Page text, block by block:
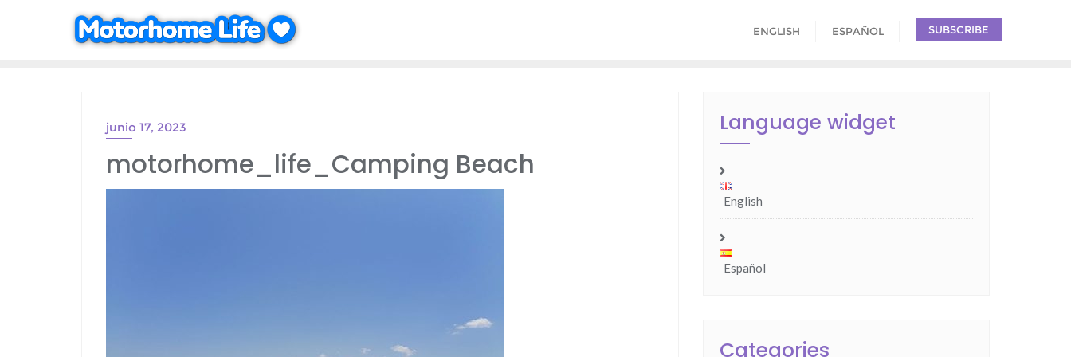
ENGLISH ESPAÑOL SUBSCRIBE
junio 17, 2023
motorhome_life_Camping Beach
Language widget
English
Español
Categories